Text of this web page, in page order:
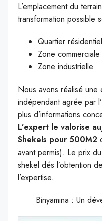
L’emplacement du
transformation possible
Quartier
Zone commerciale
Zone industrielle.
Nous avons réalisé
indépendant agrée par
plus d’informations
L’expert le valorise
Shekels pour 500M2
avant permis). Le prix
shekel dés l’obtention
l’expertise.
Binyamina : Un